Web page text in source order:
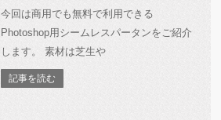
今回は商用でも無料で利用できる
Photoshop用シームレスパータンをご紹介
します。 素材は芝生や
記事を読む